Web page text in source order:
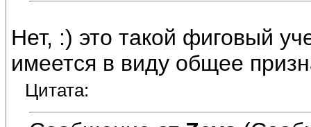
Нет, :) это такой фиговый
имеется в виду общее
Цитата: